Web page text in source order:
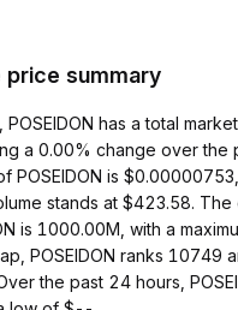
price summary
has a total
a 0.00% change over the
POSEIDON is
stands at $423.58. The
is 1000.00M, with a
POSEIDON ranks 10749
the past 24 hours,